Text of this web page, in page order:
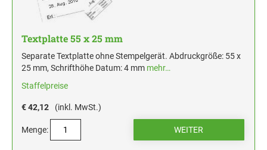
Textplatte 55 x 25 mm
Separate Textplatte ohne Stempelgerät. Abdruckgröße: 55 x
25 mm, Schrifthöhe Datum: 4 mm mehr…
Staffelpreise
€ 42,12 (inkl. MwSt.)
Menge: